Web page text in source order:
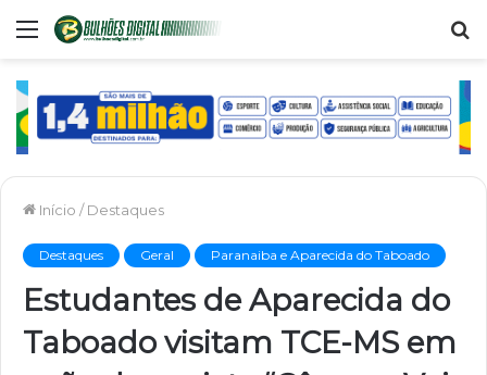
Menu
Início / Destaques
Destaques Geral Paranaiba e Aparecida do Taboado
Estudantes de Aparecida do
Taboado visitam TCE-MS em